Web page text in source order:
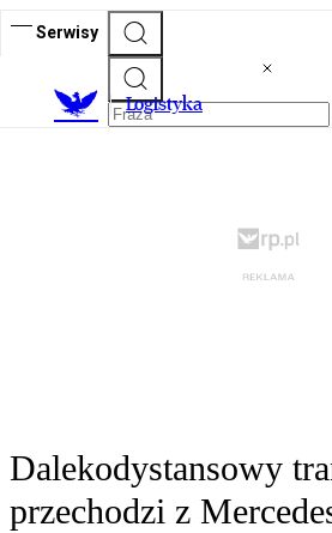
Serwisy
Logistyka
Dalekodystansowy
przechodzi z